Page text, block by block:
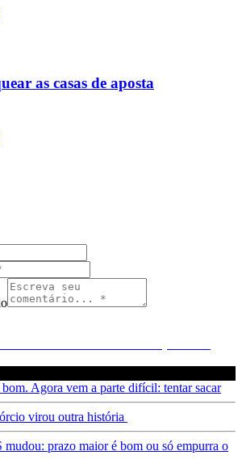
as casas de aposta
Agora vem a parte difícil: tentar sacar
virou outra história
prazo maior é bom ou só empurra o